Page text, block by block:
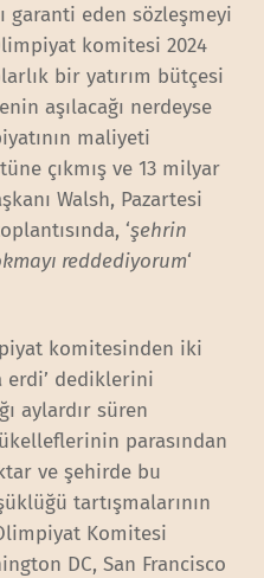
garanti eden sözleşmeyi
komitesi 2024
bir yatırım bütçesi
aşılacağı nerdeyse
maliyeti
çıkmış ve 13 milyar
Walsh, Pazartesi
‘şehrin
reddediyorum‘
komitesinden iki
erdi’ dediklerini
aylardır süren
parasından
ve şehirde bu
tartışmalarının
Komitesi
DC, San Francisco